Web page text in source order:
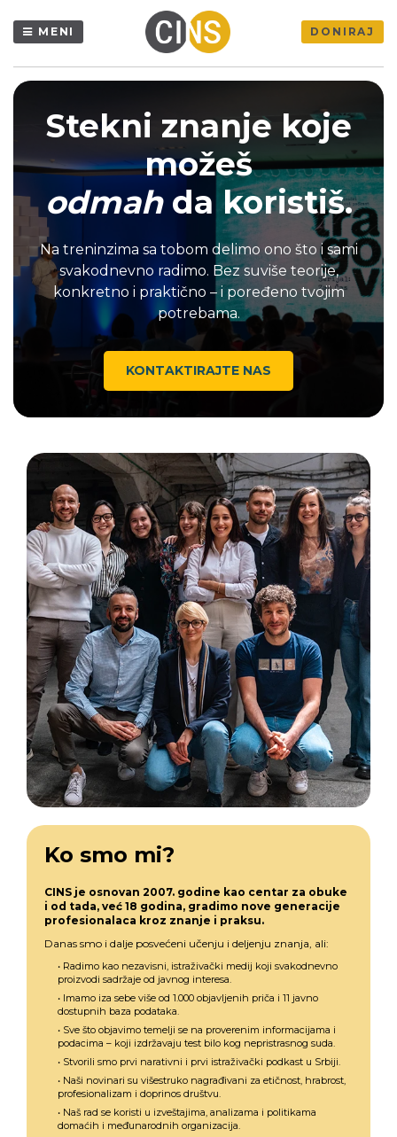
MENI DONIRAJ
Stekni znanje koje
možeš
odmahda koristiš.
Na treninzima sa tobom delimo ono što i sami
svakodnevno radimo. Bez suviše teorije,
konkretno i praktično – i poređeno tvojim
potrebama.
KONTAKTIRAJTE NAS
Ko smo mi?
CINS je osnovan 2007. godine kao centar za obuke
i od tada, već 18 godina, gradimo nove generacije
profesionalaca kroz znanje i praksu.
Danas smo i dalje posvećeni učenju i deljenju znanja, ali:
• Radimo kao nezavisni, istraživački medij koji svakodnevno
proizvodi sadržaje od javnog interesa.
• Imamo iza sebe više od 1.000 objavljenih priča i 11 javno
dostupnih baza podataka.
• Sve što objavimo temelji se na proverenim informacijama i
podacima – koji izdržavaju test bilo kog nepristrasnog suda.
• Stvorili smo prvi narativni i prvi istraživački podkast u Srbiji.
• Naši novinari su višestruko nagrađivani za etičnost, hrabrost,
profesionalizam i doprinos društvu.
• Naš rad se koristi u izveštajima, analizama i politikama
domaćih i međunarodnih organizacija.